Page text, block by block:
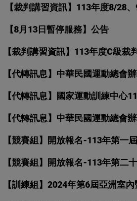
裁判講習資訊】113年度8/28
8月13日暫停服務】公告
裁判講習資訊】113年度C級裁
【代轉訊息】中華民國運動總會
【代轉訊息】國家運動訓練中心
【代轉訊息】中華民國運動總會
競賽組】開放報名-113年第一
【競賽組】開放報名-113年第二
【訓練組】2024年第6屆亞洲室